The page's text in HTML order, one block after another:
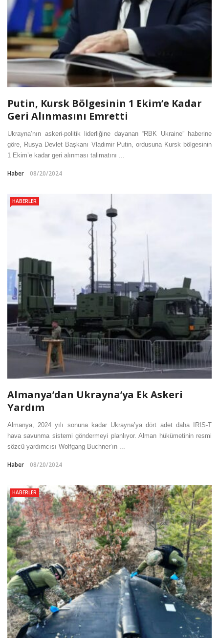
Putin, Kursk Bölgesinin 1 Ekim’e Kadar
Geri Alınmasını Emretti
Ukrayna’nın askeri-politik liderliğine dayanan “RBK Ukraine” haberine
göre, Rusya Devlet Başkanı Vladimir Putin, ordusuna Kursk bölgesinin
1 Ekim’e kadar geri alınması talimatını ...
Haber 08/20/2024
HABERLER
Almanya’dan Ukrayna’ya Ek Askeri
Yardım
Almanya, 2024 yılı sonuna kadar Ukrayna’ya dört adet daha IRIS-T
hava savunma sistemi göndermeyi planlıyor. Alman hükümetinin resmi
sözcü yardımcısı Wolfgang Buchner’ın ...
Haber 08/20/2024
HABERLER